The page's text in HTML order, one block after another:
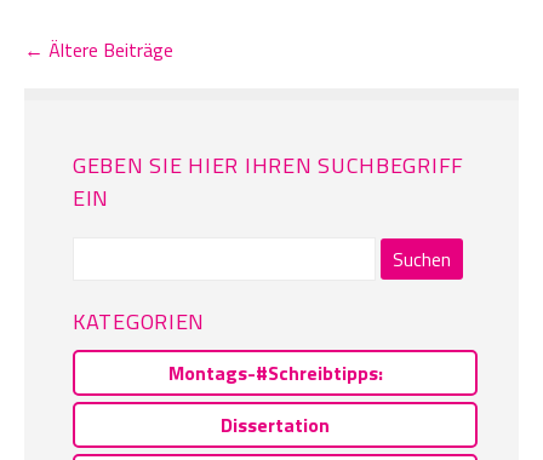
← Ältere Beiträge
GEBEN SIE HIER IHREN SUCHBEGRIFF
EIN
KATEGORIEN
Montags-#Schreibtipps:
Dissertation